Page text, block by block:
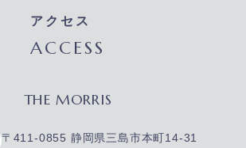
アクセス
ACCESS
THE MORRIS
〒411-0855 静岡県三島市本町14-31